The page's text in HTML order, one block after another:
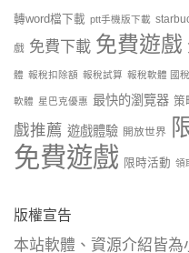
轉word檔下載 ptt手機版下載
戲 免費下載 免費遊戲
體 報稅扣除額 報稅試算 報稅軟體 國
軟體 星巴克優惠 最快的瀏覽器 策
戲推薦 遊戲體驗 開放世界
免費遊戲 限時活動 領
版權宣告
本站軟體、資源介紹皆